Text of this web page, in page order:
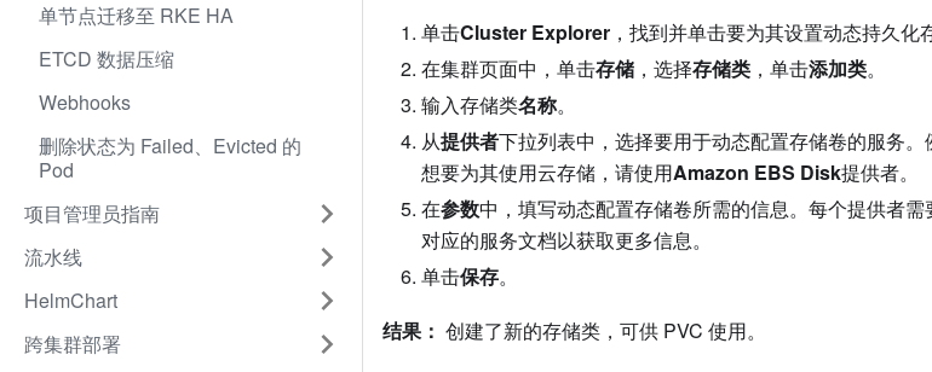
单节点迁移至 RKE HA
ETCD 数据压缩
Webhooks
删除状态为 Failed、Evicted 的
Pod
项目管理员指南
流水线
HelmChart
跨集群部署
单击Cluster Explorer ，找到并单击要为其设置动态持久化
在集群页面中，单击存储 ，选择存储类 ，单击添加类。
输入存储类名称。
从提供者下拉列表中，选择要用于动态配置存储卷的服务
想要为其使用云存储，请使用Amazon EBS Disk提供者。
在参数中，填写动态配置存储卷所需的信息。每个提供者
对应的服务文档以获取更多信息。
单击保存。
结果： 创建了新的存储类，可供 PVC 使用。